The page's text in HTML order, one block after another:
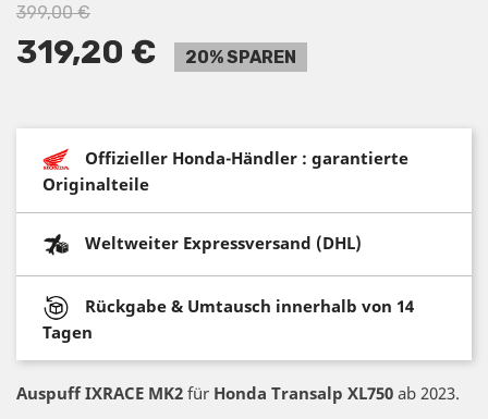
399,00 €
319,20 € 20% SPAREN
Offizieller Honda-Händler : garantierte
Originalteile
Weltweiter Expressversand (DHL)
Rückgabe & Umtausch innerhalb von 14
Tagen
Auspuff IXRACE MK2 für Honda Transalp XL750 ab 2023.